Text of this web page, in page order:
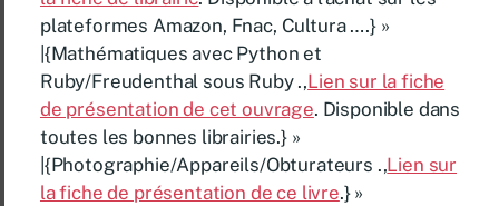
plateformes Amazon, Fnac, Cultura ….} »
|{Mathématiques avec Python et
Ruby/Freudenthal sous Ruby .,Lien sur la fiche
de présentation de cet ouvrage. Disponible dans
toutes les bonnes librairies.} »
|{Photographie/Appareils/Obturateurs .,Lien sur
la fiche de présentation de ce livre.} »